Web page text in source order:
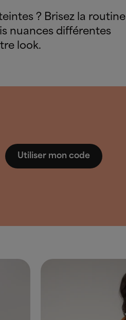
? Brisez la routine
nuances différentes
look.
Utiliser mon code